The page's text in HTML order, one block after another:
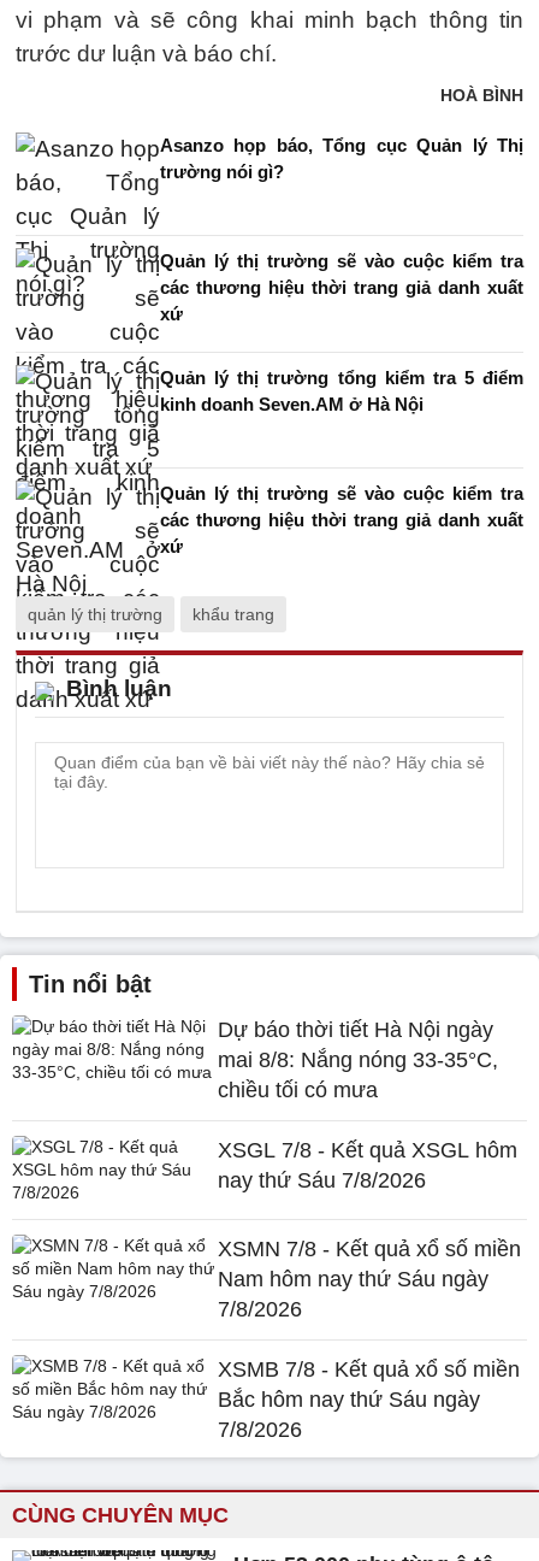
vi phạm và sẽ công khai minh bạch thông tin
trước dư luận và báo chí.
HOÀ BÌNH
Asanzo họp báo, Tổng cục Quản lý Thị
trường nói gì?
Quản lý thị trường sẽ vào cuộc kiểm tra
các thương hiệu thời trang giả danh xuất
xứ
Quản lý thị trường tổng kiểm tra 5 điểm
kinh doanh Seven.AM ở Hà Nội
Quản lý thị trường sẽ vào cuộc kiểm tra
các thương hiệu thời trang giả danh xuất
xứ
quản lý thị trường khẩu trang
Bình luận
Tin nổi bật
Dự báo thời tiết Hà Nội ngày
mai 8/8: Nắng nóng 33-35°C,
chiều tối có mưa
XSGL 7/8 - Kết quả XSGL hôm
nay thứ Sáu 7/8/2026
XSMN 7/8 - Kết quả xổ số miền
Nam hôm nay thứ Sáu ngày
7/8/2026
XSMB 7/8 - Kết quả xổ số miền
Bắc hôm nay thứ Sáu ngày
7/8/2026
CÙNG CHUYÊN MỤC